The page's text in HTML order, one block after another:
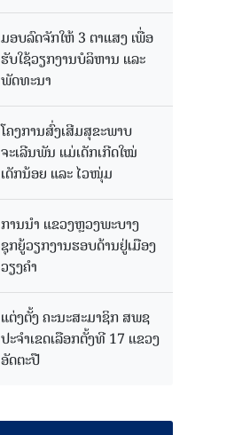
ມອບລົດຈັກໃຫ້ 3 ຕາແສງ ເພື່ອ
ຮັບໃຊ້ວຽກງານບໍລິຫານ ແລະ
ພັດທະນາ
ໂຄງການສົ່ງເສີມສຸຂະພາບ
ຈະເລີນພັນ ແມ່ເດັກເກີດໃໝ່
ເດັກນ້ອຍ ແລະ ໄວໜຸ່ມ
ການນຳ ແຂວງຫຼວງພະບາງ
ຊຸກຍູ້ວຽກງານຮອບດ້ານຢູ່ເມືອງ
ວຽງຄໍາ
ແຕ່ງຕັ້ງ ຄະນະສະມາຊິກ ສພຊ
ປະຈຳເຂດເລືອກຕັ້ງທີ 17 ແຂວງ
ອັດຕະປື